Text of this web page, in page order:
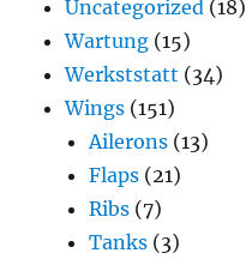
Uncategorized (18)
Wartung (15)
Werkststatt (34)
Wings (151)
Ailerons (13)
Flaps (21)
Ribs (7)
Tanks (3)